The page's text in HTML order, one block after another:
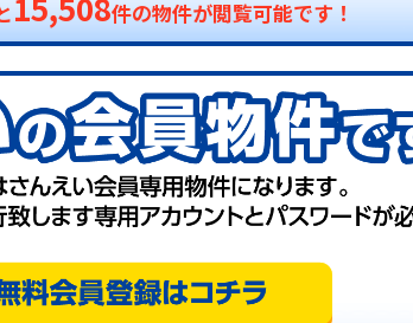
件の物件が閲覧可能です！